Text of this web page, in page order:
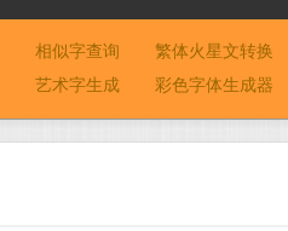
相似字查询
繁体火星文转换
艺术字生成 彩色字体生成器